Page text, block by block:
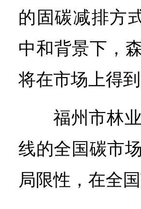
的固碳减排方
中和背景下，
将在市场上得
福州市林
线的全国碳市
局限性，在全